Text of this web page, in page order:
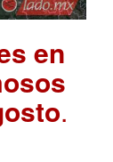
en
.